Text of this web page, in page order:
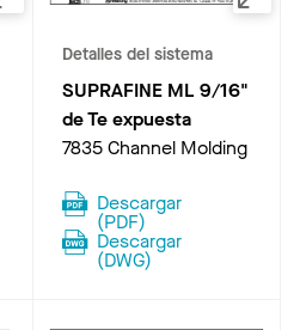
Detalles del sistema
SUPRAFINE ML 9/16"
de Te expuesta
7835 Channel Molding
Descargar
(PDF)
Descargar
(DWG)